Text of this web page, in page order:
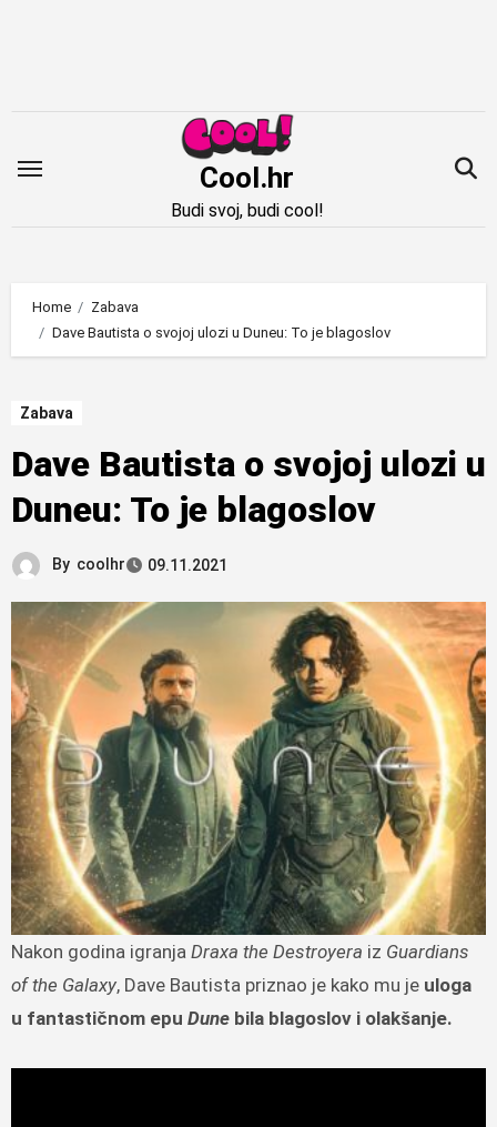
Cool.hr
Budi svoj, budi cool!
Home
Zabava
Dave Bautista o svojoj ulozi u Duneu: To je blagoslov
Zabava
Dave Bautista o svojoj ulozi u
Duneu: To je blagoslov
By coolhr 09.11.2021
Nakon godina igranja Draxa the Destroyera iz Guardians
of the Galaxy, Dave Bautista priznao je kako mu je uloga
u fantastičnom epu Dunebila blagoslov i olakšanje.